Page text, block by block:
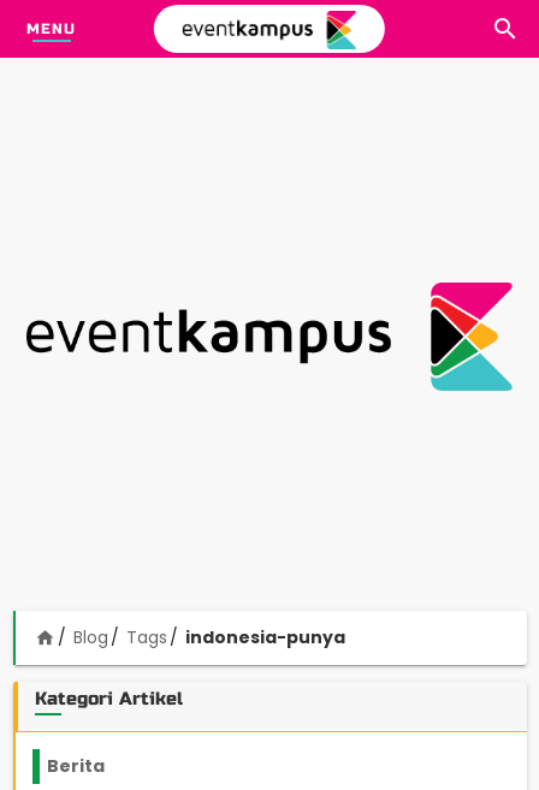
MENU
home Blog Tags indonesia-punya
Kategori Artikel
Berita